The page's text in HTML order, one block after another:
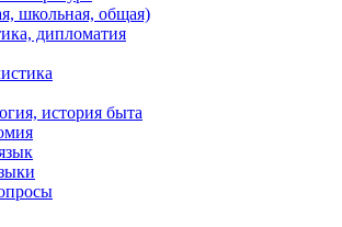
школьная, общая)
дипломатия
история быта